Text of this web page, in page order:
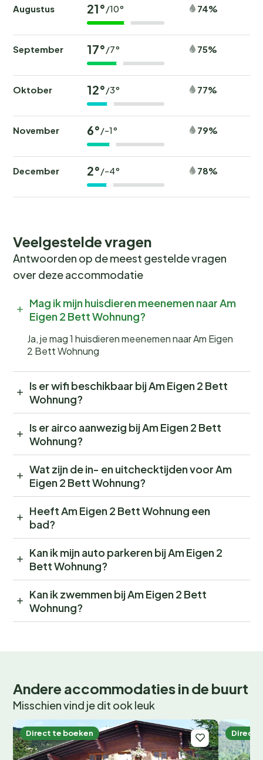
Augustus 21°/10° 74%
September 17°/7° 75%
Oktober 12°/3° 77%
November 6°/-1° 79%
December 2°/-4° 78%
Veelgestelde vragen
Antwoorden op de meest gestelde vragen
over deze accommodatie
Mag ik mijn huisdieren meenemen naar Am
Eigen 2 Bett Wohnung?
Ja, je mag 1 huisdieren meenemen naar Am Eigen
2 Bett Wohnung
Is er wifi beschikbaar bij Am Eigen 2 Bett
Wohnung?
Is er airco aanwezig bij Am Eigen 2 Bett
Wohnung?
Wat zijn de in- en uitchecktijden voor Am
Eigen 2 Bett Wohnung?
Heeft Am Eigen 2 Bett Wohnung een
bad?
Kan ik mijn auto parkeren bij Am Eigen 2
Bett Wohnung?
Kan ik zwemmen bij Am Eigen 2 Bett
Wohnung?
Andere accommodaties in de buurt
Misschien vind je dit ook leuk
Direct te boeken Direct